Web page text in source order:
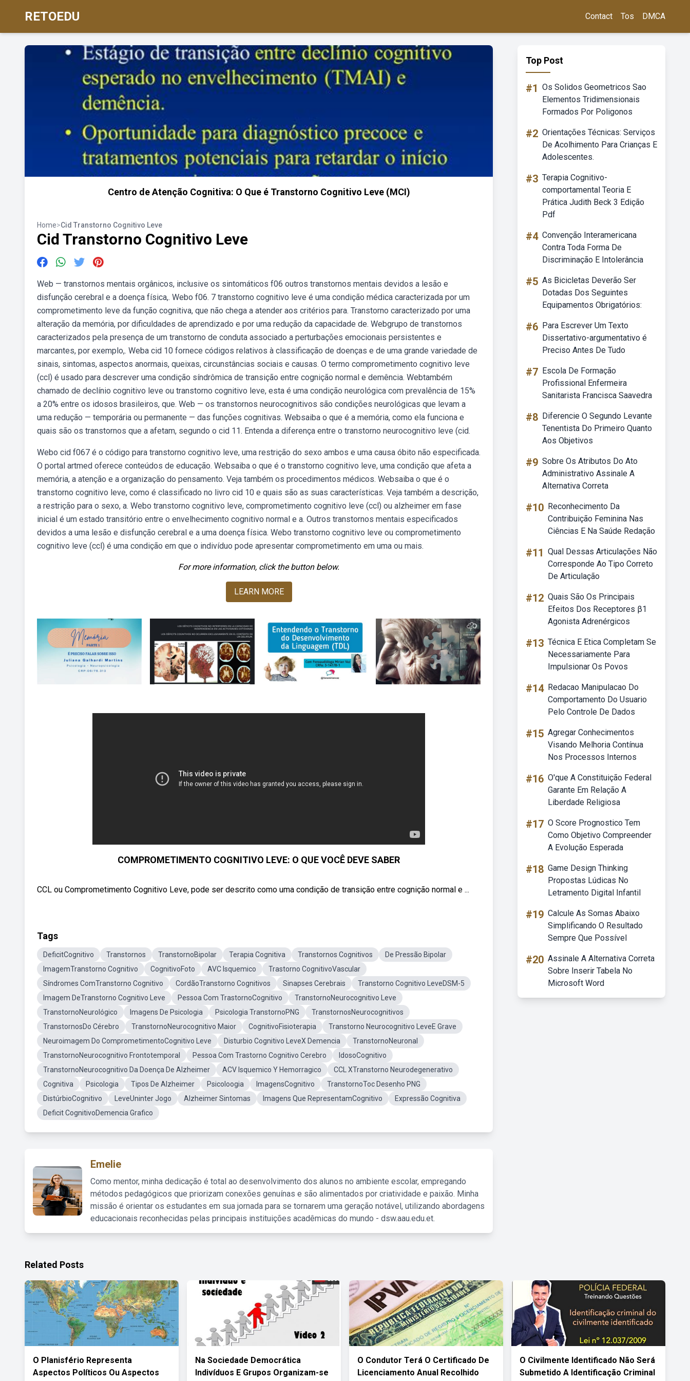
RETOEDU Contact Tos DMCA
Centro de Atenção Cognitiva: O Que é Transtorno Cognitivo Leve (MCI)
Home>Cid Transtorno Cognitivo Leve
Cid Transtorno Cognitivo Leve
Web — transtornos mentais orgânicos, inclusive os sintomáticos f06 outros transtornos mentais devidos a lesão e
disfunção cerebral e a doença física,. Webo f06. 7 transtorno cognitivo leve é uma condição médica caracterizada por um
comprometimento leve da função cognitiva, que não chega a atender aos critérios para. Transtorno caracterizado por uma
alteração da memória, por dificuldades de aprendizado e por uma redução da capacidade de. Webgrupo de transtornos
caracterizados pela presença de um transtorno de conduta associado a perturbações emocionais persistentes e
marcantes, por exemplo,. Weba cid 10 fornece códigos relativos à classificação de doenças e de uma grande variedade de
sinais, sintomas, aspectos anormais, queixas, circunstâncias sociais e causas. O termo comprometimento cognitivo leve
(ccl) é usado para descrever uma condição síndrômica de transição entre cognição normal e demência. Webtambém
chamado de declínio cognitivo leve ou transtorno cognitivo leve, esta é uma condição neurológica com prevalência de 15%
a 20% entre os idosos brasileiros, que. Web — os transtornos neurocognitivos são condições neurológicas que levam a
uma redução — temporária ou permanente — das funções cognitivas. Websaiba o que é a memória, como ela funciona e
quais são os transtornos que a afetam, segundo o cid 11. Entenda a diferença entre o transtorno neurocognitivo leve (cid.
Webo cid f067 é o código para transtorno cognitivo leve, uma restrição do sexo ambos e uma causa óbito não especificada.
O portal artmed oferece conteúdos de educação. Websaiba o que é o transtorno cognitivo leve, uma condição que afeta a
memória, a atenção e a organização do pensamento. Veja também os procedimentos médicos. Websaiba o que é o
transtorno cognitivo leve, como é classificado no livro cid 10 e quais são as suas características. Veja também a descrição,
a restrição para o sexo, a. Webo transtorno cognitivo leve, comprometimento cognitivo leve (ccl) ou alzheimer em fase
inicial é um estado transitório entre o envelhecimento cognitivo normal e a. Outros transtornos mentais especificados
devidos a uma lesão e disfunção cerebral e a uma doença física. Webo transtorno cognitivo leve ou comprometimento
cognitivo leve (ccl) é uma condição em que o indivíduo pode apresentar comprometimento em uma ou mais.
For more information, click the button below.
LEARN MORE
COMPROMETIMENTO COGNITIVO LEVE: O QUE VOCÊ DEVE SABER
CCL ou Comprometimento Cognitivo Leve, pode ser descrito como uma condição de transição entre cognição normal e ...
Tags
DeficitCognitivo Transtornos TranstornoBipolar Terapia Cognitiva Transtornos Cognitivos
De Pressão Bipolar
ImagemTranstorno Cognitivo
CognitivoFoto AVC Isquemico
Trastorno CognitivoVascular
Síndromes ComTranstorno Cognitivo
CordãoTranstorno Cognitivos Sinapses Cerebrais
Transtorno Cognitivo LeveDSM-5
Imagem DeTranstorno Cognitivo Leve
Pessoa Com TrastornoCognitivo
TranstornoNeurocognitivo Leve
TranstornoNeurológico
Imagens De Psicologia Psicologia TranstornoPNG
TranstornosNeurocognitivos
TranstornosDo Cérebro
TranstornoNeurocognitivo Maior CognitivoFisioterapia
Transtorno Neurocognitivo LeveE Grave
Neuroimagem Do ComprometimentoCognitivo Leve
Disturbio Cognitivo LeveX Demencia
TranstornoNeuronal
TranstornoNeurocognitivo Frontotemporal
Pessoa Com Trastorno Cognitivo Cerebro
IdosoCognitivo
TranstornoNeurocognitivo Da Doença De Alzheimer
ACV Isquemico Y Hemorragico
CCL XTranstorno Neurodegenerativo
Cognitiva
Psicologia Tipos De Alzheimer Psicoloogia ImagensCognitivo
TranstornoToc Desenho PNG
DistúrbioCognitivo
LeveUninter Jogo Alzheimer Sintomas Imagens Que RepresentamCognitivo
Expressão Cognitiva
Deficit CognitivoDemencia Grafico
Emelie
Como mentor, minha dedicação é total ao desenvolvimento dos alunos no ambiente escolar, empregando
métodos pedagógicos que priorizam conexões genuínas e são alimentados por criatividade e paixão. Minha
missão é orientar os estudantes em sua jornada para se tornarem uma geração notável, utilizando abordagens
educacionais reconhecidas pelas principais instituições acadêmicas do mundo - dsw.aau.edu.et.
Top Post
#1 Os Solidos Geometricos Sao
Elementos Tridimensionais
Formados Por Poligonos
#2 Orientações Técnicas: Serviços
De Acolhimento Para Crianças E
Adolescentes.
#3 Terapia Cognitivo-
comportamental Teoria E
Prática Judith Beck 3 Edição
Pdf
#4 Convenção Interamericana
Contra Toda Forma De
Discriminação E Intolerância
#5 As Bicicletas Deverão Ser
Dotadas Dos Seguintes
Equipamentos Obrigatórios:
#6 Para Escrever Um Texto
Dissertativo-argumentativo é
Preciso Antes De Tudo
#7 Escola De Formação
Profissional Enfermeira
Sanitarista Francisca Saavedra
#8 Diferencie O Segundo Levante
Tenentista Do Primeiro Quanto
Aos Objetivos
#9 Sobre Os Atributos Do Ato
Administrativo Assinale A
Alternativa Correta
#10 Reconhecimento Da
Contribuição Feminina Nas
Ciências E Na Saúde Redação
#11 Qual Dessas Articulações Não
Corresponde Ao Tipo Correto
De Articulação
#12 Quais São Os Principais
Efeitos Dos Receptores β1
Agonista Adrenérgicos
#13 Técnica E Etica Completam Se
Necessariamente Para
Impulsionar Os Povos
#14 Redacao Manipulacao Do
Comportamento Do Usuario
Pelo Controle De Dados
#15 Agregar Conhecimentos
Visando Melhoria Contínua
Nos Processos Internos
#16 O'que A Constituição Federal
Garante Em Relação A
Liberdade Religiosa
#17 O Score Prognostico Tem
Como Objetivo Compreender
A Evolução Esperada
#18 Game Design Thinking
Propostas Lúdicas No
Letramento Digital Infantil
#19 Calcule As Somas Abaixo
Simplificando O Resultado
Sempre Que Possível
#20 Assinale A Alternativa Correta
Sobre Inserir Tabela No
Microsoft Word
Related Posts
O Planisfério Representa
Aspectos Políticos Ou Aspectos
Na Sociedade Democrática
Indivíduos E Grupos Organizam-se
O Condutor Terá O Certificado De
Licenciamento Anual Recolhido
O Civilmente Identificado Não Será
Submetido A Identificação Criminal